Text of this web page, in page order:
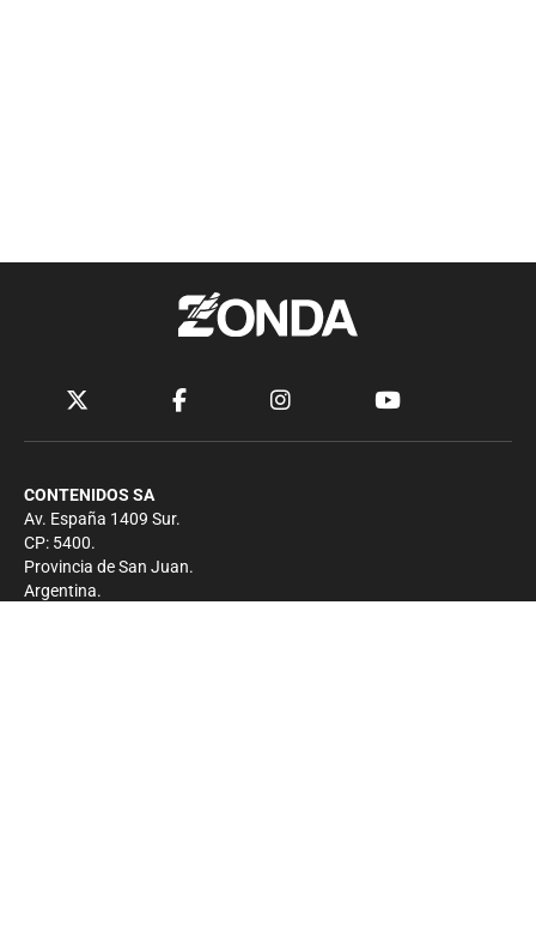
CONTENIDOS SA
Av. España 1409 Sur.
CP: 5400.
Provincia de San Juan.
Argentina.